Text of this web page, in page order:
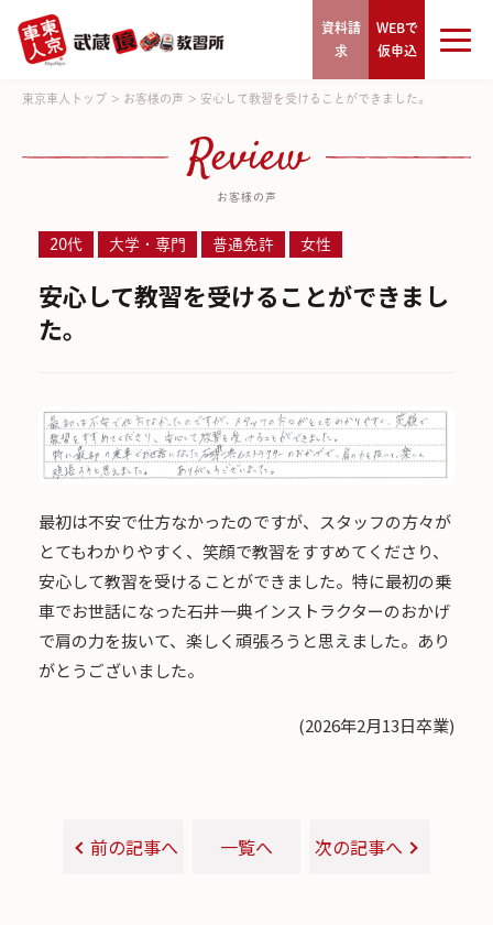
資料請
求
WEBで
仮申込
東京車人トップ > お客様の声 > 安心して教習を受けることができました。
Review
お客様の声
20代 大学・専門 普通免許 女性
安心して教習を受けることができまし
た。
最初は不安で仕方なかったのですが、スタッフの方々が
とてもわかりやすく、笑顔で教習をすすめてくださり、
安心して教習を受けることができました。特に最初の乗
車でお世話になった石井一典インストラクターのおかげ
で肩の力を抜いて、楽しく頑張ろうと思えました。あり
がとうございました。
(2026年2月13日卒業)
前の記事へ 一覧へ 次の記事へ